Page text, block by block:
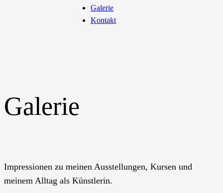
Galerie
Kontakt
Galerie
Impressionen zu meinen Ausstellungen, Kursen und
meinem Alltag als Künstlerin.